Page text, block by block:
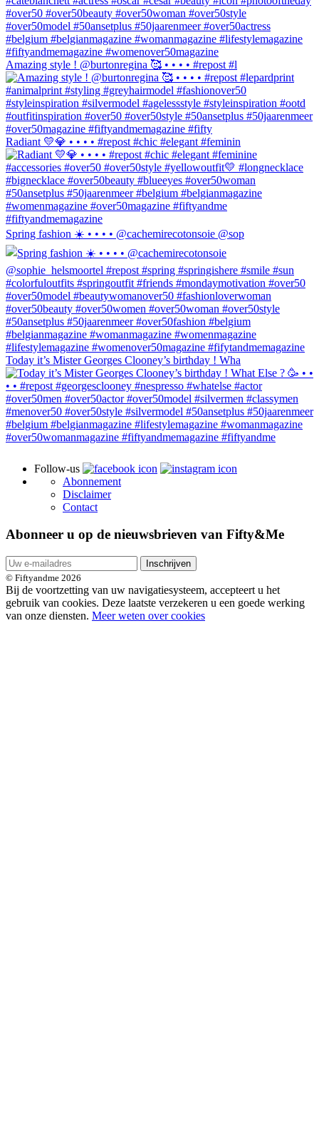
Amazing style ! @burtonregina 🥰 • • • • #repost #l
Radiant 💛💎 • • • • #repost #chic #elegant #feminin
Spring fashion ☀️ • • • • @cachemirecotonsoie @sop
Today it’s Mister Georges Clooney’s birthday ! Wha
Follow-us
Abonnement
Disclaimer
Contact
Abonneer u op de nieuwsbrieven van Fifty&Me
Inschrijven
© Fiftyandme 2026
Bij de voortzetting van uw navigatiesysteem, accepteert u het
gebruik van cookies. Deze laatste verzekeren u een goede werking
van onze diensten. Meer weten over cookies